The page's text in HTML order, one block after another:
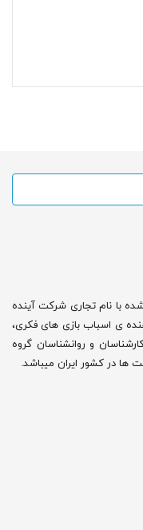
با نام تجاری شرکت آینده
ثبت 519773، ارائه دهنده ی اسباب بازی های فکری،
و روانشناسان گروه
ها در کشور ایران میباشد.